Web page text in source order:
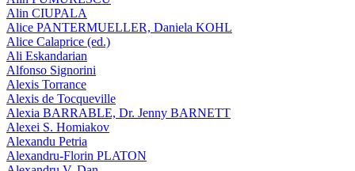
Alin CIUPALA
Alice PANTERMUELLER, Daniela KOHL
Alice Calaprice (ed.)
Ali Eskandarian
Alfonso Signorini
Alexis Torrance
Alexis de Tocqueville
Alexia BARRABLE, Dr. Jenny BARNETT
Alexei S. Homiakov
Alexandu Petria
Alexandru-Florin PLATON